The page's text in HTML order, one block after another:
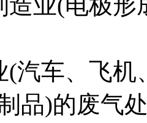
(汽车、飞
品)的废气